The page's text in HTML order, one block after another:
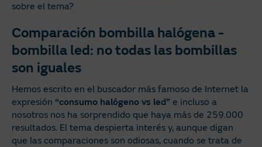
sobre el tema?
Comparación bombilla halógena -
bombilla led: no todas las bombillas
son iguales
Hemos escrito en el buscador más famoso de Internet la
expresión “consumo halógeno vs led” e incluso a
nosotros nos ha sorprendido que haya más de 259.000
resultados. El tema despierta interés y, aunque digan
que las comparaciones son odiosas, cuando se trata de